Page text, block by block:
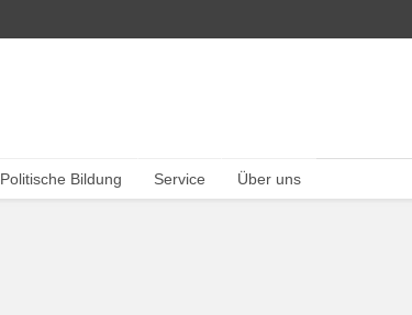
Politische Bildung Service Über uns